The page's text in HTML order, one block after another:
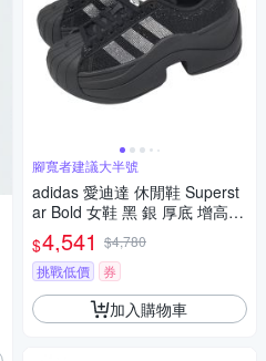
腳寬者建議大半號
adidas 愛迪達 休閒鞋 Superst
ar Bold 女鞋 黑 銀 厚底 增高
復古 貝殼鞋 IH1663
$4,541 $4,780
挑戰低價
券
加入購物車